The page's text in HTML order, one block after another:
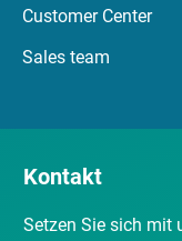
Customer Center
Sales team
Kontakt
Setzen Sie sich mit